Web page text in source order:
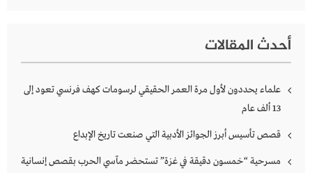
أحدث المقالات
علماء يحددون لأول مرة العمر الحقيقي لرسومات كهف فرنسي تعود إلى
13 ألف عام
قصص تأسيس أبرز الجوائز الأدبية التي صنعت تاريخ الإبداع
مسرحية “خمسون دقيقة في غزة” تستحضر مآسي الحرب بقصص إنسانية